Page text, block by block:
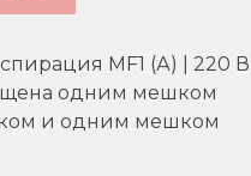
MF1 (А) | 220 В |
одним мешком
и одним мешком